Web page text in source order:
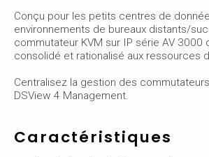
Conçu pour les petits centres de
environnements de bureaux distants/
commutateur KVM sur IP série AV 3000
consolidé et rationalisé aux ressources
Centralisez la gestion des
DSView 4 Management.
Caractéristiques